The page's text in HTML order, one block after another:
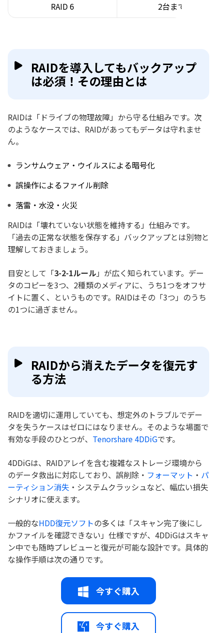
RAID 6 2台まで
RAIDを導入してもバックアップ
は必須！その理由とは
RAIDは「ドライブの物理故障」から守る仕組みです。次
のようなケースでは、RAIDがあってもデータは守れませ
ん。
ランサムウェア・ウイルスによる暗号化
誤操作によるファイル削除
落雷・水没・火災
RAIDは「壊れていない状態を維持する」仕組みです。
「過去の正常な状態を保存する」バックアップとは別物と
理解しておきましょう。
目安として「3-2-1ルール 」が広く知られています。デー
タのコピーを3つ、2種類のメディアに、うち1つをオフサ
イトに置く、というものです。RAIDはその「3つ」のうち
の1つに過ぎません。
RAIDから消えたデータを復元す
る方法
RAIDを適切に運用していても、想定外のトラブルでデー
タを失うケースはゼロにはなりません。そのような場面で
有効な手段のひとつが、 Tenorshare 4DDiGです。
4DDiGは、RAIDアレイを含む複雑なストレージ環境から
のデータ救出に対応しており、誤削除・ フォーマット ・ パ
ーティション消失 ・システムクラッシュなど、幅広い損失
シナリオに使えます。
一般的なHDD復元ソフトの多くは「スキャン完了後にし
かファイルを確認できない」仕様ですが、4DDiGはスキャ
ン中でも随時プレビューと復元が可能な設計です。具体的
な操作手順は次の通りです。
今すぐ購入
今すぐ購入